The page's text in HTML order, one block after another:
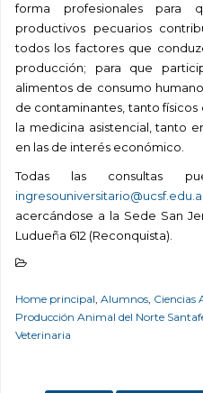
forma profesionales para
productivos pecuarios
todos los factores que
producción; para que
alimentos de consumo
de contaminantes, tanto
la medicina asistencial, tanto
en las de interés económico.
Todas las consultas
acercándose a la Sede San
Ludueña 612 (Reconquista).
Home principal, Alumnos, Ciencias
Producción Animal del Norte
Veterinaria